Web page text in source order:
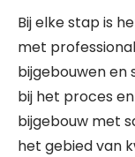
Bij elke stap is
met
bijgebouwen en
bij het proces
bijgebouw met
het gebied van